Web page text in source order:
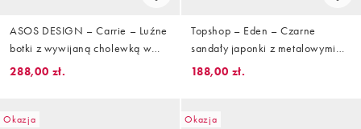
ASOS DESIGN – Carrie – Luźne
botki z wywijaną cholewką w
piaskowym kolorze
288,00 zł.
Topshop – Eden – Czarne
sandały japonki z metalowymi
elementami
188,00 zł.
Okazja Okazja